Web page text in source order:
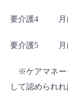
要介護4 月
要介護5 月
※ケアマネー
して認められれ